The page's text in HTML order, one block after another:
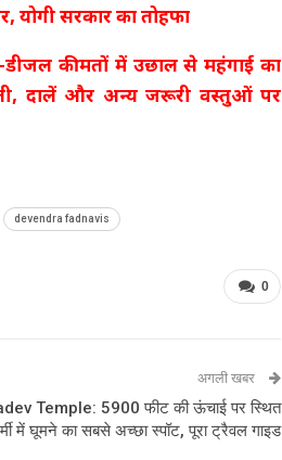
योगी सरकार का तोहफा
कीमतों में उछाल से महंगाई का
दालें और अन्य जरूरी वस्तुओं पर
devendra fadnavis
0
अगली खबर
Temple: 5900 फीट की ऊंचाई पर स्थित
में घूमने का सबसे अच्छा स्पॉट, पूरा ट्रैवल गाइड